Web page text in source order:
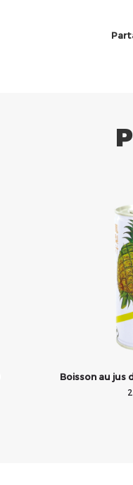
Boisson au jus